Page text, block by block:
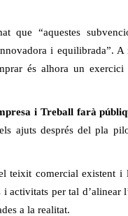
que “aquestes
i equilibrada”.
és alhora un
i Treball farà
ajuts després del pla
teixit comercial existent i
activitats per tal d’alinear
a la realitat.